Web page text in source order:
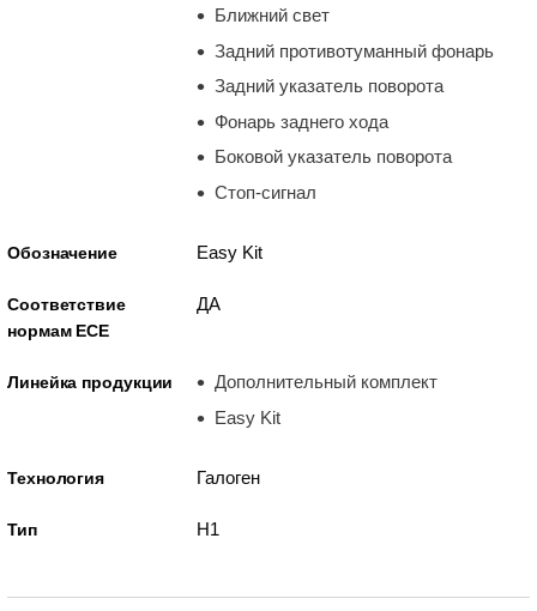
Ближний свет
Задний противотуманный фонарь
Задний указатель поворота
Фонарь заднего хода
Боковой указатель поворота
Стоп-сигнал
Обозначение Easy Kit
Соответствие
нормам ECE
ДА
Линейка продукции
Дополнительный комплект
Easy Kit
Технология Галоген
Тип H1